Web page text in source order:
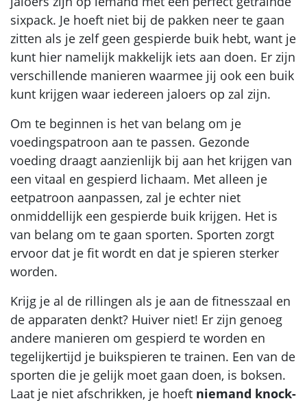
sixpack. Je hoeft niet bij de pakken neer te gaan
zitten als je zelf geen gespierde buik hebt, want je
kunt hier namelijk makkelijk iets aan doen. Er zijn
verschillende manieren waarmee jij ook een buik
kunt krijgen waar iedereen jaloers op zal zijn.
Om te beginnen is het van belang om je
voedingspatroon aan te passen. Gezonde
voeding draagt aanzienlijk bij aan het krijgen van
een vitaal en gespierd lichaam. Met alleen je
eetpatroon aanpassen, zal je echter niet
onmiddellijk een gespierde buik krijgen. Het is
van belang om te gaan sporten. Sporten zorgt
ervoor dat je fit wordt en dat je spieren sterker
worden.
Krijg je al de rillingen als je aan de fitnesszaal en
de apparaten denkt? Huiver niet! Er zijn genoeg
andere manieren om gespierd te worden en
tegelijkertijd je buikspieren te trainen. Een van de
sporten die je gelijk moet gaan doen, is boksen.
Laat je niet afschrikken, je hoeft niemand knock-